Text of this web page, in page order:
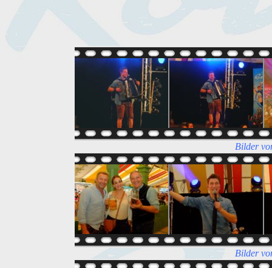
Bilder
Bilder